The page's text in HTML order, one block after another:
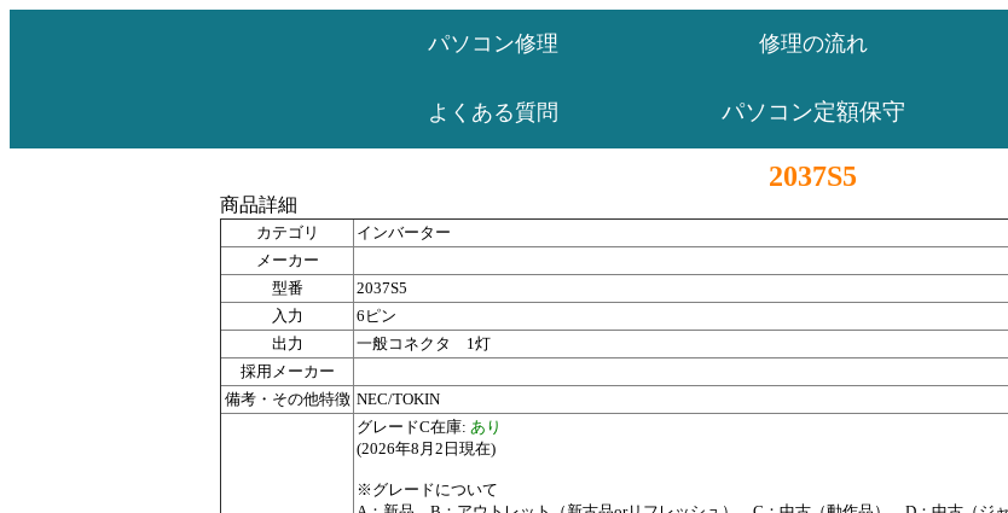
パソコン修理 修理の流れ
よくある質問 パソコン定額保守
2037S5
商品詳細
カテゴリ
インバーター
メーカー
型番
2037S5
入力
6ピン
出力
一般コネクタ 1灯
採用メーカー
備考・その他特徴 NEC/TOKIN
グレードC在庫: あり
(2026年8月2日現在)
※グレードについて